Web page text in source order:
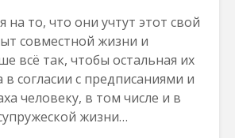
на то, что они учтут этот свой
совместной жизни и
всё так, чтобы остальная их
согласии с предписаниями и
человеку, в том числе и в
жизни…